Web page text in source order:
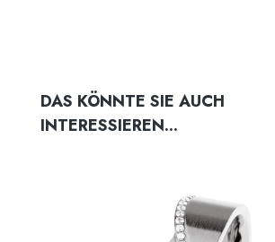
Produktgalerie überspringen
DAS KÖNNTE SIE AUCH
INTERESSIEREN...